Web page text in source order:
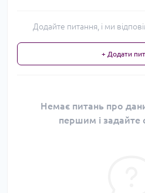
Додайте питання, і ми
+ Додати
Немає питань про
першим і задайте